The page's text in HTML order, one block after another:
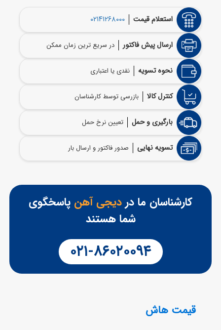
استعلام قیمت ۰۲۱۴۱۲۶۸۰۰۰
ارسال پیش فاکتور در سریع ترین زمان ممکن
نحوه تسویه نقدی یا اعتباری
کنترل کالا بازرسی توسط کارشناسان
بارگیری و حمل تعیین نرخ حمل
تسویه نهایی صدور فاکتور و ارسال بار
کارشناسان ما در دیجی آهن پاسخگوی
شما هستند
۰۲۱-۸۶۰۲۰۰۹۴
قیمت هاش